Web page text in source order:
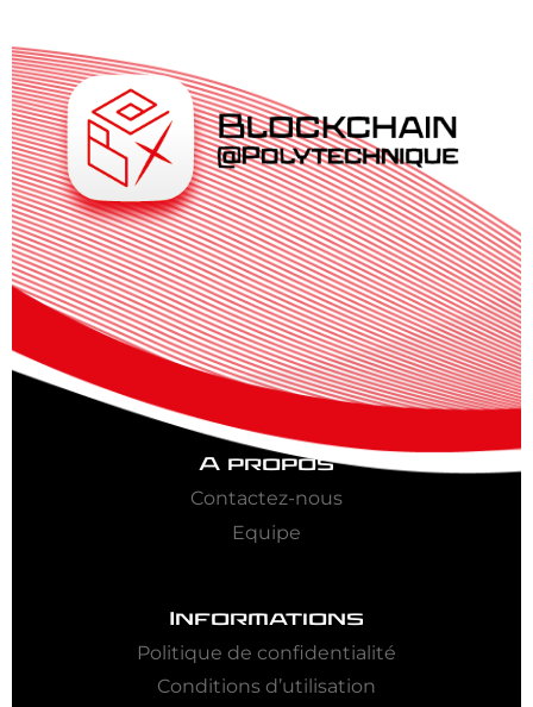
A propos
Contactez-nous
Equipe
Informations
Politique de confidentialité
Conditions d’utilisation